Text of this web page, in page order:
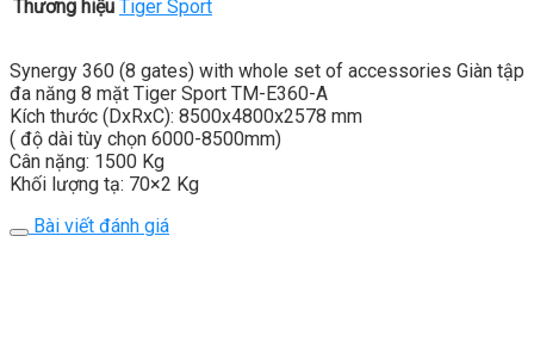
Thương hiệu Tiger Sport
Synergy 360 (8 gates) with whole set of accessories Giàn tập
đa năng 8 mặt Tiger Sport TM-E360-A
Kích thước (DxRxC): 8500x4800x2578 mm
( độ dài tùy chọn 6000-8500mm)
Cân nặng: 1500 Kg
Khối lượng tạ: 70×2 Kg
Bài viết đánh giá